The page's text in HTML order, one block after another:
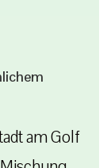
am Golf